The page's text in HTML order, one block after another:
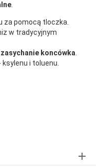
za pomocą tloczka.
w tradycyjnym
koncówka
i toluenu.